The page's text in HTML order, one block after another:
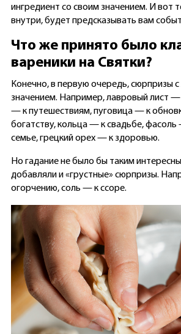
ингредиент со своим значением. И вот
внутри, будет предсказывать вам
Что же принято было
вареники на Святки?
Конечно, в первую очередь, сюрпризы
значением. Например, лавровый лист —
— к путешествиям, пуговица — к
богатству, кольца — к свадьбе,
семье, грецкий орех — к здоровью.
Но гадание не было бы таким
добавляли и «грустные» сюрпризы.
огорчению, соль — к ссоре.